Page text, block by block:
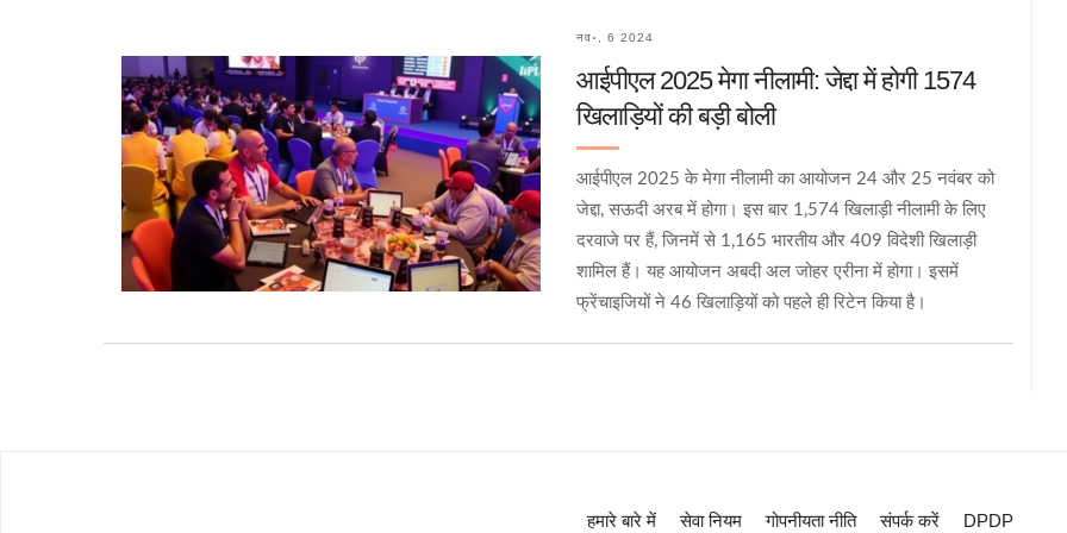
नव॰, 6 2024
आईपीएल 2025 मेगा नीलामी: जेद्दा में होगी 1574
खिलाड़ियों की बड़ी बोली
आईपीएल 2025 के मेगा नीलामी का आयोजन 24 और 25 नवंबर को
जेद्दा, सऊदी अरब में होगा। इस बार 1,574 खिलाड़ी नीलामी के लिए
दरवाजे पर हैं, जिनमें से 1,165 भारतीय और 409 विदेशी खिलाड़ी
शामिल हैं। यह आयोजन अबदी अल जोहर एरीना में होगा। इसमें
फ्रेंचाइजियों ने 46 खिलाड़ियों को पहले ही रिटेन किया है।
हमारे बारे में सेवा नियम गोपनीयता नीति संपर्क करें DPDP